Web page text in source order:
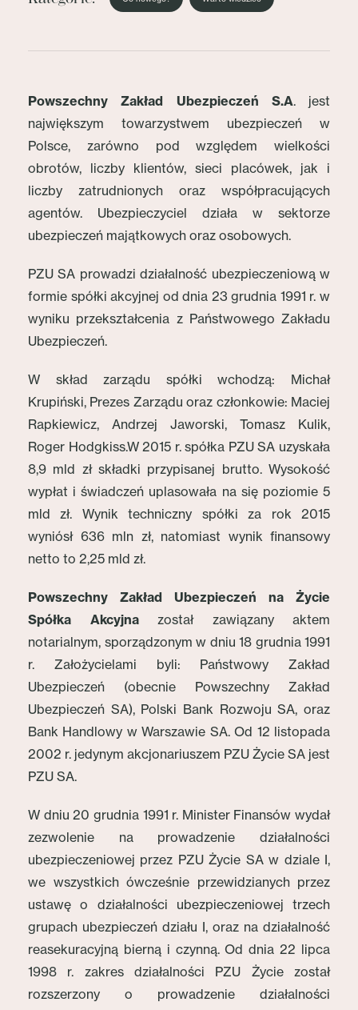
Powszechny Zakład Ubezpieczeń S.A. jest
największym towarzystwem ubezpieczeń w
Polsce, zarówno pod względem wielkości
obrotów, liczby klientów, sieci placówek, jak i
liczby zatrudnionych oraz współpracujących
agentów. Ubezpieczyciel działa w sektorze
ubezpieczeń majątkowych oraz osobowych.
PZU SA prowadzi działalność ubezpieczeniową w
formie spółki akcyjnej od dnia 23 grudnia 1991 r. w
wyniku przekształcenia z Państwowego Zakładu
Ubezpieczeń.
W skład zarządu spółki wchodzą: Michał
Krupiński, Prezes Zarządu oraz członkowie: Maciej
Rapkiewicz, Andrzej Jaworski, Tomasz Kulik,
Roger Hodgkiss.W 2015 r. spółka PZU SA uzyskała
8,9 mld zł składki przypisanej brutto. Wysokość
wypłat i świadczeń uplasowała na się poziomie 5
mld zł. Wynik techniczny spółki za rok 2015
wyniósł 636 mln zł, natomiast wynik finansowy
netto to 2,25 mld zł.
Powszechny Zakład Ubezpieczeń na Życie
Spółka Akcyjnazostał zawiązany aktem
notarialnym, sporządzonym w dniu 18 grudnia 1991
r. Założycielami byli: Państwowy Zakład
Ubezpieczeń (obecnie Powszechny Zakład
Ubezpieczeń SA), Polski Bank Rozwoju SA, oraz
Bank Handlowy w Warszawie SA. Od 12 listopada
2002 r. jedynym akcjonariuszem PZU Życie SA jest
PZU SA.
W dniu 20 grudnia 1991 r. Minister Finansów wydał
zezwolenie na prowadzenie działalności
ubezpieczeniowej przez PZU Życie SA w dziale I,
we wszystkich ówcześnie przewidzianych przez
ustawę o działalności ubezpieczeniowej trzech
grupach ubezpieczeń działu I, oraz na działalność
reasekuracyjną bierną i czynną. Od dnia 22 lipca
1998 r. zakres działalności PZU Życie został
rozszerzony o prowadzenie działalności